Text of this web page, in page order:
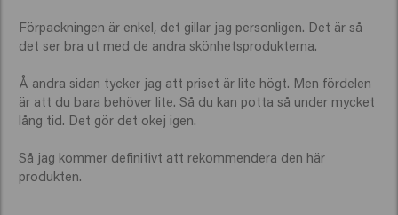
Förpackningen är enkel, det gillar jag personligen. Det är så
det ser bra ut med de andra skönhetsprodukterna.
Å andra sidan tycker jag att priset är lite högt. Men fördelen
är att du bara behöver lite. Så du kan potta så under mycket
lång tid. Det gör det okej igen.
Så jag kommer definitivt att rekommendera den här
produkten.